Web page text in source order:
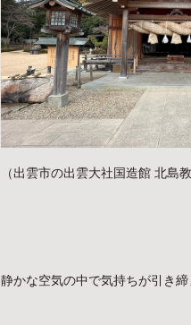
（出雲市の出雲大社国造館 北島教
静かな空気の中で気持ちが引き